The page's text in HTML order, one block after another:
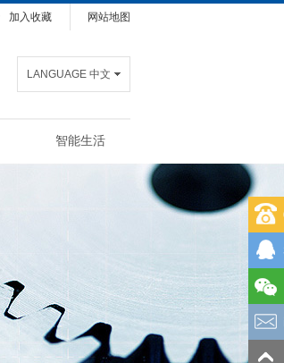
网站地图
加入收藏
LANGUAGE 中文
智能生活